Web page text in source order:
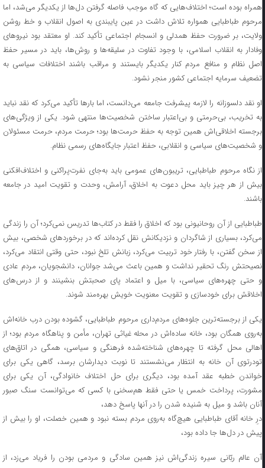
همراه بوده است؛ اختلاف‌هایی که گاه موجب فاصله گرفتن دل‌ها از یکدیگر می‌شد، اما
مرحوم طباطبایی همواره تلاش داشت در عین پایبندی به اصول انقلاب و خط روشن
ولایت، بر ضرورت حفظ همدلی و انسجام اجتماعی تأکید کند. او معتقد بود نیروهای
وفادار به انقلاب اسلامی، با وجود تفاوت در سلیقه‌ها و روش‌ها، باید در مسیر حفظ
اصل نظام و منافع مردم کنار یکدیگر بایستند و مراقب باشند اختلافات سیاسی به
تضعیف سرمایه اجتماعی کشور منجر نشود.
او نقد دلسوزانه را لازمه پیشرفت جامعه می‌دانست، اما بارها تأکید می‌کرد که نقد نباید
به تخریب، بی‌حرمتی و‌ بی‌اعتبار ساختن شخصیت‌ها منتهی شود. یکی از ویژگی‌های
برجسته اخلاقی‌اش همین توجه به حفظ حرمت‌ها بود؛ حرمت مردم، حرمت مسئولان
و شخصیت‌های سیاسی و انقلابی، حفظ اعتبار جایگاه‌های رسمی نظام.
از نگاه مرحوم طباطبایی، تریبون‌های عمومی باید به‌جای نفرت‌پراکنی و اختلاف‌افکنی
بیش از هر چیز باید محل دعوت به اخلاق، آرامش، وحدت و تقویت امید در جامعه
باشند.
طباطبایی از آن روحانیونی بود که اخلاق را فقط در کتاب‌ها تدریس نمی‌کرد؛ آن را زندگی
می‌کرد، بسیاری از شاگردان و نزدیکانش نقل کرده‌اند که در برخوردهای شخصی، بیش
از سخن گفتن، با رفتار خود تربیت می‌کرد، زبانش تلخ نبود، حتی وقتی انتقاد می‌کرد،
نصیحتش رنگ تحقیر نداشت و همین باعث می‌شد جوانان، دانشجویان، مردم عادی
و حتی چهره‌های سیاسی، با میل و اعتماد پای صحبتش بنشینند و از درس‌های
اخلاقش برای خودسازی و تقویت معنویت خویش بهره‌مند شوند.
یکی از برجسته‌ترین جلوه‌های مردم‌داری مرحوم طباطبایی، گشوده بودن درب خانه‌اش
به‌روی همگان بود، خانه ساده‌اش در محله غیاثی تهران، مأمن و پناهگاه مردم بود؛ از
اهالی محل گرفته تا چهره‌های شناخته‌شده فرهنگی و سیاسی، همگی در اتاق‌های
تودرتوی آن خانه به انتظار می‌نشستند تا نوبت دیدارشان برسد، گاهی یکی برای
خواندن خطبه عقد آمده بود، دیگری برای حل اختلاف خانوادگی، آن یکی برای
مشورت، پرداخت خمس یا حتی فقط هم‌سخنی با کسی که می‌توانست سنگ صبور
آنان باشد و میل به شنیده شدن را در آنها پاسخ دهد،
درِ خانه آقای طباطبایی هیچ‌گاه به‌روی مردم بسته نبود و همین خصلت، او را بیش از
پیش در دل‌ها جا داده بود،
آن عالم ربّانی سیره زندگی‌اش نیز همین سادگی و مردمی بودن را فریاد می‌زد، از